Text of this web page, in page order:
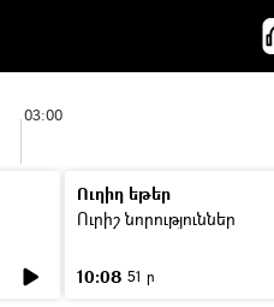
03:00
Ուղիղ եթեր
Ուրիշ նորություններ
10:08 51 ր